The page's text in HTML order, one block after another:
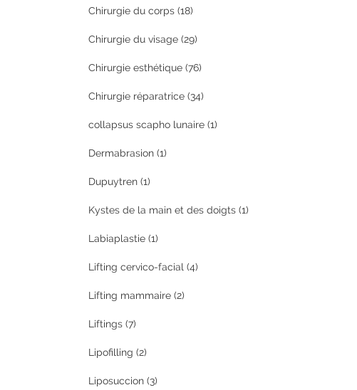
Chirurgie du corps (18)
Chirurgie du visage (29)
Chirurgie esthétique (76)
Chirurgie réparatrice (34)
collapsus scapho lunaire (1)
Dermabrasion (1)
Dupuytren (1)
Kystes de la main et des doigts (1)
Labiaplastie (1)
Lifting cervico-facial (4)
Lifting mammaire (2)
Liftings (7)
Lipofilling (2)
Liposuccion (3)